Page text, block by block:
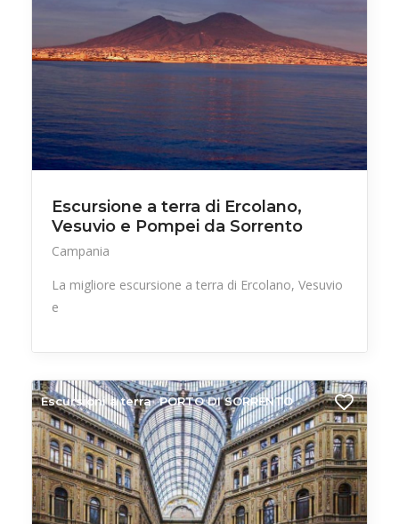
Escursione a terra di Ercolano,
Vesuvio e Pompei da Sorrento
Campania
La migliore escursione a terra di Ercolano, Vesuvio
e
Escursioni a terra PORTO DI SORRENTO